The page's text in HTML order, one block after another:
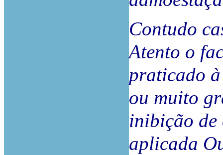
Contudo
Atento o
praticado
ou muito
inibição de
aplicada